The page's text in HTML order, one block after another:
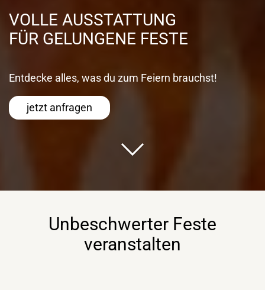
VOLLE AUSSTATTUNG
FÜR GELUNGENE FESTE
Entdecke alles, was du zum Feiern brauchst!
jetzt anfragen
Unbeschwerter Feste
veranstalten